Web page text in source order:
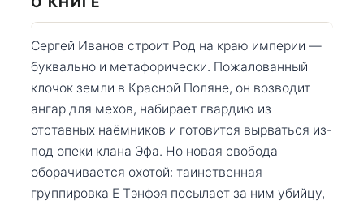
Сергей Иванов строит Род на краю империи —
буквально и метафорически. Пожалованный
клочок земли в Красной Поляне, он возводит
ангар для мехов, набирает гвардию из
отставных наёмников и готовится вырваться из-
под опеки клана Эфа. Но новая свобода
оборачивается охотой: таинственная
группировка Е Тэнфэя посылает за ним убийцу,